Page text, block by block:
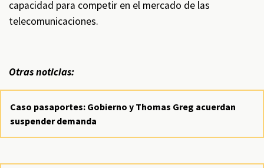
capacidad para competir en el mercado de las
telecomunicaciones.
Otras noticias:
Caso pasaportes: Gobierno y Thomas Greg acuerdan
suspender demanda